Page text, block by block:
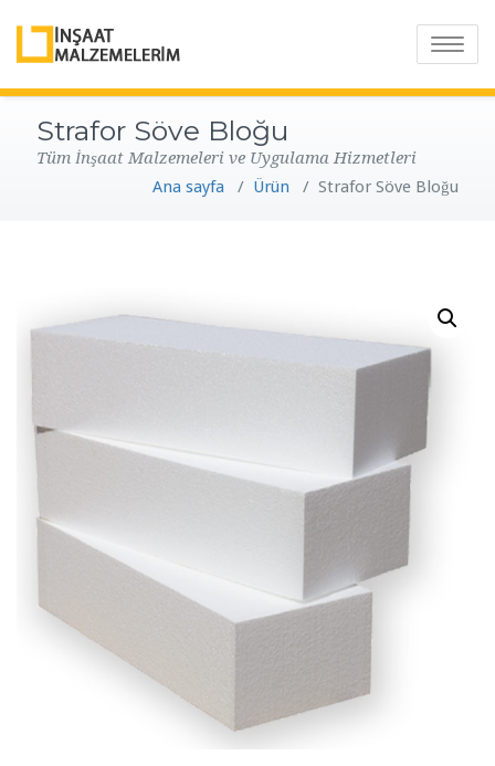
T
e
g
Strafor Söve Bloğu
Tüm İnşaat Malzemeleri ve Uygulama Hizmetleri
Ana sayfa / Ürün / Strafor Söve Bloğu